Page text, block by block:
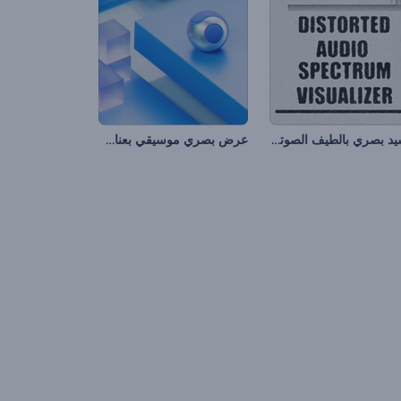
تجسيد بصري بالطيف الصوتي المشوه عرض بصري موسيقي بعناصر متحركة